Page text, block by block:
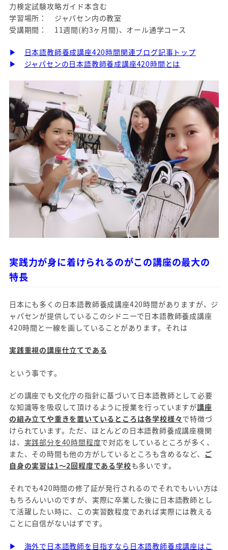
力検定試験攻略ガイド本含む
学習場所： ジャパセン内の教室
受講期間： 11週間(約3ヶ月間)、オール通学コース
▶
日本語教師養成講座420時間関連ブログ記事トップ
▶
ジャパセンの日本語教師養成講座420時間とは
実践力が身に着けられるのがこの講座の最大の
特長
日本にも多くの日本語教師養成講座420時間がありますが、ジ
ャパセンが提供しているこのシドニーで日本語教師養成講座
420時間と一線を画していることがあります。それは
実践重視の講座仕立てである
という事です。
どの講座でも文化庁の指針に基づいて日本語教師として必要
な知識等を吸収して頂けるように授業を行っていますが講座
の組み立てや重きを置いているところは各学校様々で特徴づ
けられています。ただ、ほとんどの日本語教師養成講座機関
は、 実践部分を40時間程度で対応をしているところが多く、
また、その時間も他の方がしているところも含めるなど、 ご
自身の実習は1～2回程度である学校も多いです。
それでも420時間の修了証が発行されるのでそれでもいい方は
もちろんいいのですが、実際に卒業した後に日本語教師とし
て活躍したい時に、この実習数程度であれば実際には教える
ことに自信がないはずです。
▶
海外で日本語教師を目指すなら日本語教師養成講座はこ